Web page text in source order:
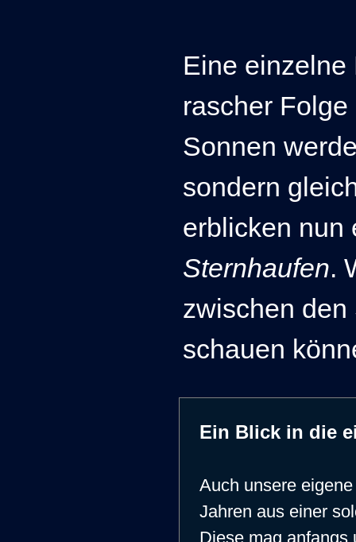
Eine
rascher
Sonnen
sondern
erblicken
Sternhaufen.
zwischen
schauen
Ein Blick in die
Auch unsere
Jahren aus einer
Diese mag anfangs